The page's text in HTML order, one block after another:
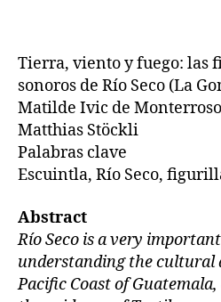
Tierra, viento y fuego: las
sonoros de Río Seco (La
Matilde Ivic de Monterroso
Matthias Stöckli
Palabras clave
Escuintla, Río Seco,
Abstract
Río Seco is a very
understanding the cultural
Pacific Coast of